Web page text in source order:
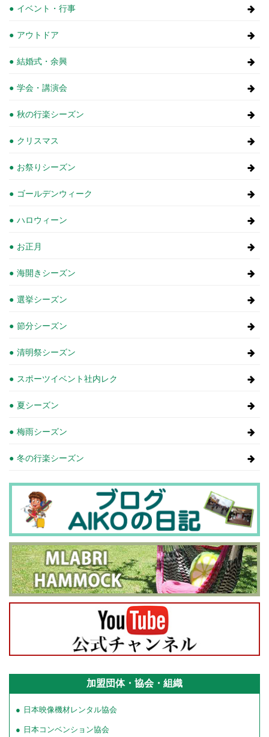
イベント・行事
アウトドア
結婚式・余興
学会・講演会
秋の行楽シーズン
クリスマス
お祭りシーズン
ゴールデンウィーク
ハロウィーン
お正月
海開きシーズン
選挙シーズン
節分シーズン
清明祭シーズン
スポーツイベント社内レク
夏シーズン
梅雨シーズン
冬の行楽シーズン
加盟団体・協会・組織
日本映像機材レンタル協会
日本コンベンション協会